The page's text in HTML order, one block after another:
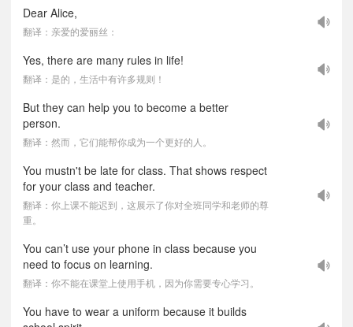
Dear Alice,
翻译：亲爱的爱丽丝：
Yes, there are many rules in life!
翻译：是的，生活中有许多规则！
But they can help you to become a better
person.
翻译：然而，它们能帮你成为一个更好的人。
You mustn't be late for class. That shows respect
for your class and teacher.
翻译：你上课不能迟到，这展示了你对全班同学和老师的尊
重。
You can’t use your phone in class because you
need to focus on learning.
翻译：你不能在课堂上使用手机，因为你需要专心学习。
You have to wear a uniform because it builds